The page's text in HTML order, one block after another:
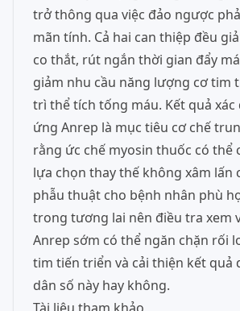
trở thông qua việc đảo ngược
mãn tính. Cả hai can thiệp đều
co thắt, rút ngắn thời gian đẩy
giảm nhu cầu năng lượng cơ tim
trì thể tích tống máu. Kết quả xác
ứng Anrep là mục tiêu cơ chế
rằng ức chế myosin thuốc có thể
lựa chọn thay thế không xâm lấn
phẫu thuật cho bệnh nhân phù
trong tương lai nên điều tra xem
Anrep sớm có thể ngăn chặn rối
tim tiến triển và cải thiện kết quả
dân số này hay không.